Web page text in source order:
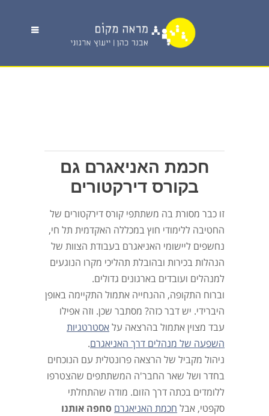
חכמת האניאגרם גם
בקורס דירקטורים
זו כבר מסורת בה משתתפי קורס דירקטורים של
החטיבה ללימודי חוץ במכללה האקדמית תל חי,
נחשפים ליישומי האניאגרם בעבודת הצוות של
הנהלות בכירות ובהובלת תהליכי מקרו הנוגעים
למנהלים ועובדים בארגונים גדולים.
וברוח התקופה, ההנחייה אתמול התקיימה באופן
היברידי. יש דבר כזה? מסתבר שכן. וזה אפילו
עבד מצוין אתמול בהרצאה עלאסטרטגיות
השפעה של מנהלים דרך האניאגרם.
ניהול מקביל של הרצאה פרונטלית עם הנוכחים
בחדר ושל שאר החבר'ה המשתתפים שהצטרפו
ללומדים בכתה דרך הזום. מודה שהתחלתי
סקפטי, אבל חכמת האניאגרם סחפה אותנו